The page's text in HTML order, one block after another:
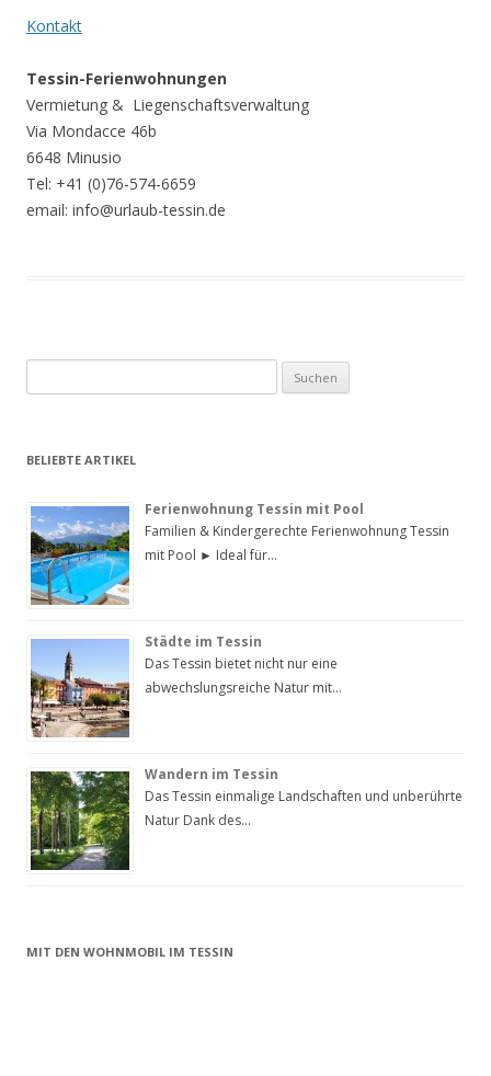
Kontakt
Tessin-Ferienwohnungen
Vermietung & Liegenschaftsverwaltung
Via Mondacce 46b
6648 Minusio
Tel: +41 (0)76-574-6659
email: info@urlaub-tessin.de
nach:
BELIEBTE ARTIKEL
Ferienwohnung Tessin mit Pool
Familien & Kindergerechte Ferienwohnung Tessin
mit Pool ► Ideal für…
Städte im Tessin
Das Tessin bietet nicht nur eine
abwechslungsreiche Natur mit…
Wandern im Tessin
Das Tessin einmalige Landschaften und unberührte
Natur Dank des…
MIT DEN WOHNMOBIL IM TESSIN